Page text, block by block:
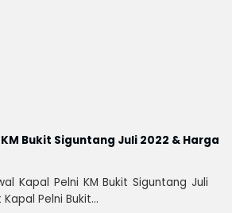
Bukit Siguntang Juli 2022 & Harga
Kapal Pelni KM Bukit Siguntang Juli
Pelni Bukit...